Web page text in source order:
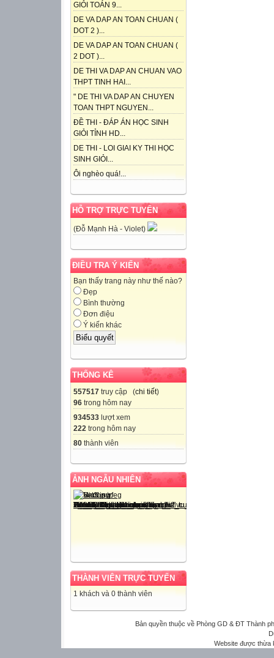
GIỎI TOÁN 9...
DE VA DAP AN TOAN CHUAN (
DOT 2 )...
DE VA DAP AN TOAN CHUAN (
2 DOT )...
DE THI VA DAP AN CHUAN VAO
THPT TINH HAI...
" DE THI VA DAP AN CHUYEN
TOAN THPT NGUYEN...
ĐỀ THI - ĐÁP ÁN HỌC SINH
GIỎI TỈNH HD...
DE THI - LOI GIAI KY THI HỌC
SINH GIỎI...
Ôi nghèo quá!...
HỖ TRỢ TRỰC TUYẾN
(Đỗ Mạnh Hà - Violet)
ĐIỀU TRA Ý KIẾN
Bạn thấy trang này như thế nào?
Đẹp
Bình thường
Đơn điệu
Ý kiến khác
THỐNG KÊ
557517 truy cập (chi tiết)
96 trong hôm nay
934533 lượt xem
222 trong hôm nay
80 thành viên
ẢNH NGẪU NHIÊN
THÀNH VIÊN TRỰC TUYẾN
1 khách và 0 thành viên
Bản quyền thuộc về Phòng GD & ĐT Thành
Website được thừa